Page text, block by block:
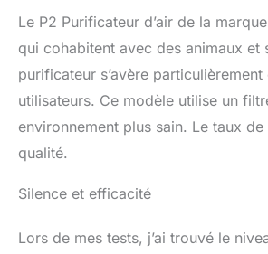
Le P2 Purificateur d’air de la
qui cohabitent avec des animaux et
purificateur s’avère
utilisateurs. Ce modèle utilise un
environnement plus sain. Le taux
qualité.
Silence et efficacité
Lors de mes tests, j’ai trouvé le